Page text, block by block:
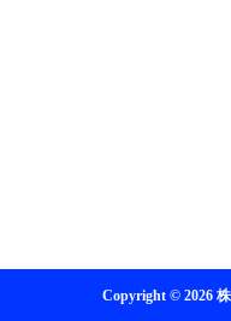
Copyright © 2026